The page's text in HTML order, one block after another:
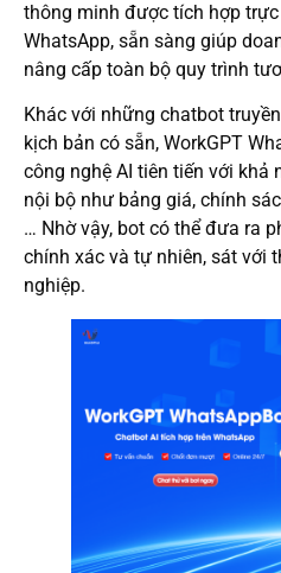
thông minh được tích hợp
WhatsApp, sẵn sàng giúp
nâng cấp toàn bộ quy trình
Khác với những chatbot
kịch bản có sẵn, WorkGPT
công nghệ AI tiên tiến với khả
nội bộ như bảng giá, chính
… Nhờ vậy, bot có thể đưa ra
chính xác và tự nhiên, sát với
nghiệp.